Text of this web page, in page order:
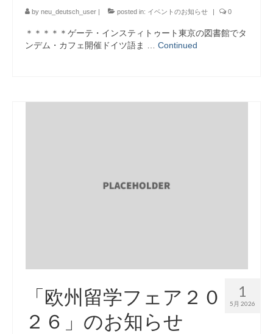
OB・OGの声
一般入学生の声
お問い合わせ
Deutsch
by neu_deutsch_user posted in: イベントのお知らせ 0
＊＊＊＊＊ゲーテ・インスティトゥート東京の図書館でタ
ンデム・カフェ開催ドイツ語ま … Continued
1
5月 2026
「欧州留学フェア２０
２６」のお知らせ